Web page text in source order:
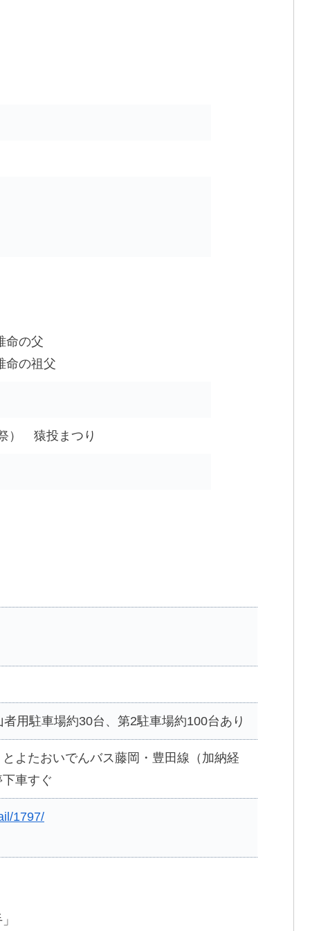
の父
の祖父
） 猿投まつり
用駐車場約30台、第2駐車場約100台あり
よたおいでんバス藤岡・豊田線（加納経
車すぐ
1797/